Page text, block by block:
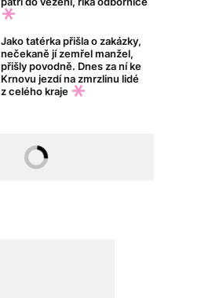
Jako tatérka přišla o zakázky,
nečekaně jí zemřel manžel,
přišly povodně. Dnes za ní ke
Krnovu jezdí na zmrzlinu lidé
z celého kraje